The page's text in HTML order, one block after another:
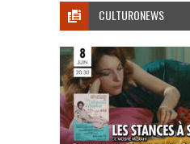
CULTURONEWS